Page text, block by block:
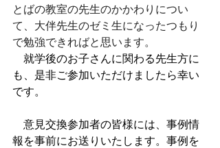
とばの教室の先生のかかわりについ
て、大伴先生のゼミ生になったつもり
で勉強できればと思います。
就学後のお子さんに関わる先生方に
も、是非ご参加いただけましたら幸い
です。
意見交換参加者の皆様には、事例情
報を事前にお送りいたします。事例を